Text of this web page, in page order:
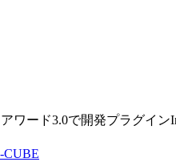
ワード3.0で開発プラグイ
CUBE